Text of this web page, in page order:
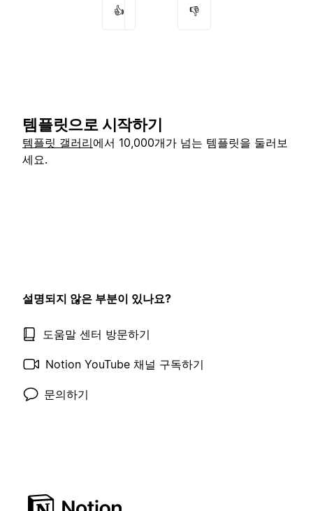
👍 👎
템플릿으로 시작하기
템플릿 갤러리에서 10,000개가 넘는 템플릿을 둘러보
세요.
설명되지 않은 부분이 있나요?
도움말 센터 방문하기
Notion YouTube 채널 구독하기
문의하기